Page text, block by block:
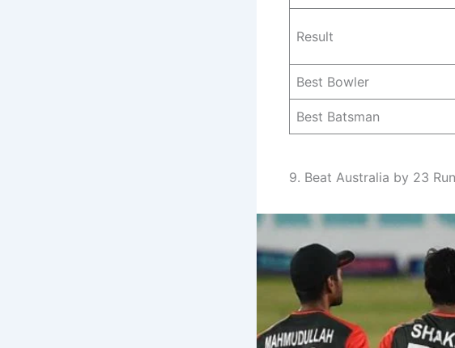
Result
Best Bowler
Best Batsman
9. Beat Australia by 23